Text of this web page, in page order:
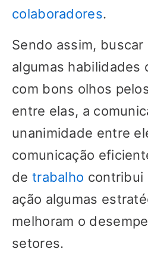
colaboradores.
Sendo assim, buscar
algumas habilidades
com bons olhos
entre elas, a
unanimidade entre
comunicação
de trabalho contribui
ação algumas
melhoram o
setores.